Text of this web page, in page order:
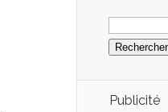
Publicité